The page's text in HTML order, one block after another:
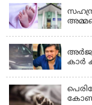
കാർ